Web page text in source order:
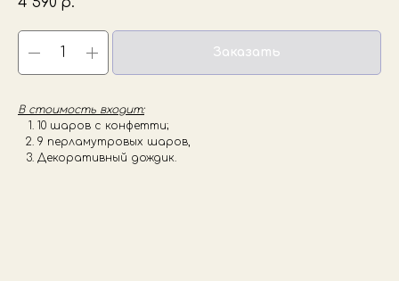
Заказать
В стоимость входит:
10 шаров с конфетти;
9 перламутровых шаров,
Декоративный дождик.